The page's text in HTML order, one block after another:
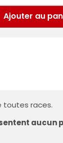
Ajouter au
toutes races.
aucun